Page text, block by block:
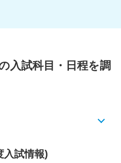
入試科目・日程を調
入試情報)